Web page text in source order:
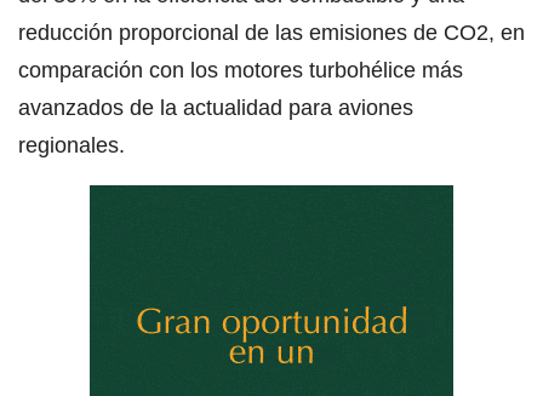
reducción proporcional de las emisiones de CO2, en
comparación con los motores turbohélice más
avanzados de la actualidad para aviones
regionales.